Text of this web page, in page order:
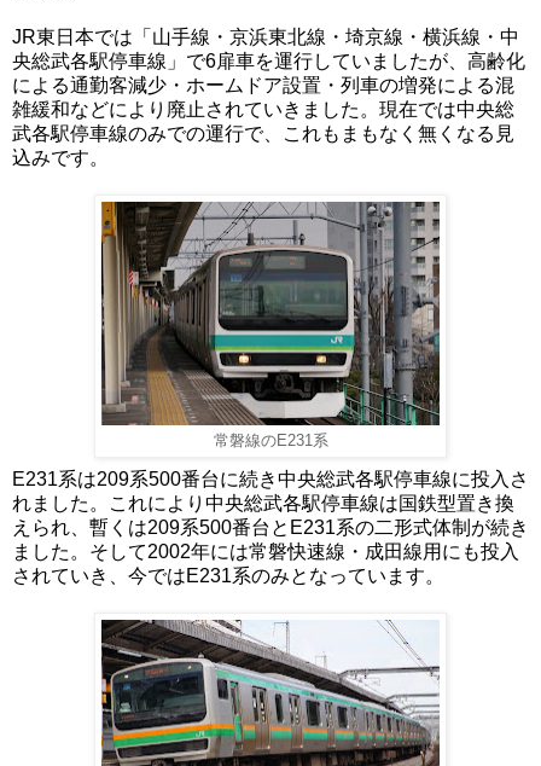
JR東日本では「山手線・京浜東北線・埼京線・横浜線・中
央総武各駅停車線」で6扉車を運行していましたが、高齢化
による通勤客減少・ホームドア設置・列車の増発による混
雑緩和などにより廃止されていきました。現在では中央総
武各駅停車線のみでの運行で、これもまもなく無くなる見
込みです。
常磐線のE231系
E231系は209系500番台に続き中央総武各駅停車線に投入さ
れました。これにより中央総武各駅停車線は国鉄型置き換
えられ、暫くは209系500番台とE231系の二形式体制が続き
ました。そして2002年には常磐快速線・成田線用にも投入
されていき、今ではE231系のみとなっています。